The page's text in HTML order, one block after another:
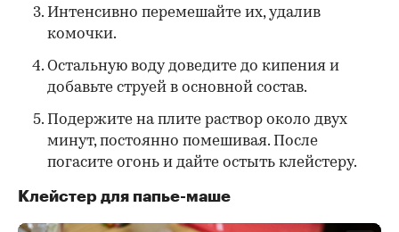
Интенсивно перемешайте их, удалив
комочки.
Остальную воду доведите до кипения и
добавьте струей в основной состав.
Подержите на плите раствор около двух
минут, постоянно помешивая. После
погасите огонь и дайте остыть клейстеру.
Клейстер для папье-маше